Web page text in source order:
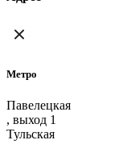
Метро
Павелецкая
, выход 1
Тульская